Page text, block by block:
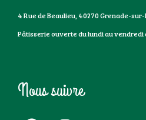
4 Rue de Beaulieu, 40270 Grenade-sur-
Pâtisserie ouverte du lundi au vendredi
Nous suivre